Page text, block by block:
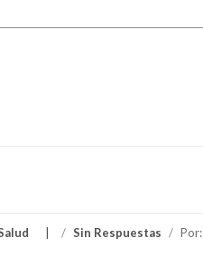
/ Sin Respuestas / Por: